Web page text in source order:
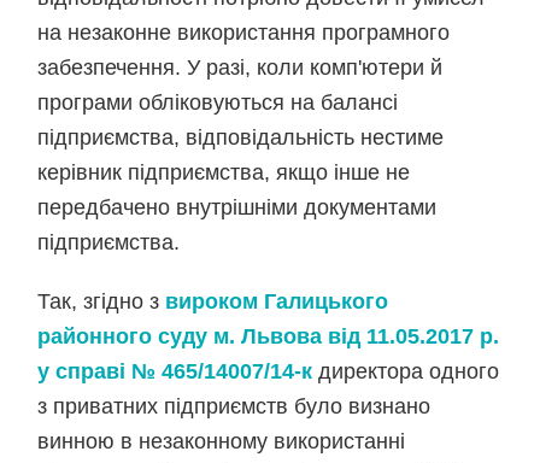
на незаконне використання програмного
забезпечення. У разі, коли комп'ютери й
програми обліковуються на балансі
підприємства, відповідальність нестиме
керівник підприємства, якщо інше не
передбачено внутрішніми документами
підприємства.
Так, згідно з вироком Галицького
районного суду м. Львова від 11.05.2017 р.
у справі № 465/14007/14-к директора одного
з приватних підприємств було визнано
винною в незаконному використанні